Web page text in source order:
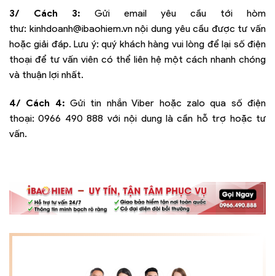
3/ Cách 3: Gửi email yêu cầu tới hòm
thư: kinhdoanh@ibaohiem.vnnội dung yêu cầu được tư vấn
hoặc giải đáp. Lưu ý: quý khách hàng vui lòng để lại số điện
thoại để tư vấn viên có thể liên hệ một cách nhanh chóng
và thuận lợi nhất.
4/ Cách 4: Gửi tin nhắn Viber hoặc zalo qua số điện
thoại:0966 490 888 với nội dung là cần hỗ trợ hoặc tư
vấn.